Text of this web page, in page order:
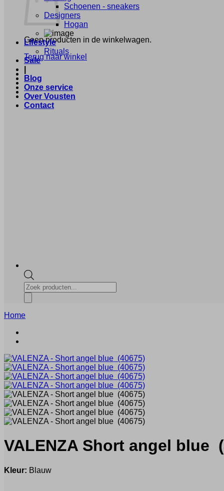
Geen producten in de winkelwagen.
Terug naar winkel
Schoenen - sneakers
Designers
Hogan
Lifestyle
Rituals
Sale
Blog
Onze service
Over Vousten
Contact
Producten
zoeken
Home
VALENZA Short angel blue
Kleur: Blauw